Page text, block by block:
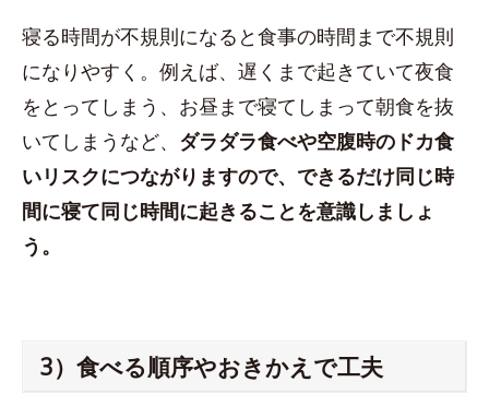
寝る時間が不規則になると食事の時間まで不規則
になりやすく。例えば、遅くまで起きていて夜食
をとってしまう、お昼まで寝てしまって朝食を抜
いてしまうなど、 ダラダラ食べや空腹時のドカ食
いリスクにつながりますので、できるだけ同じ時
間に寝て同じ時間に起きることを意識しましょ
う。
3）食べる順序やおきかえで工夫